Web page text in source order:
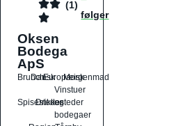
(1)
følger
Oksen
Bodega
ApS
Brunch
DanskEuropæiskMorgenmad
Spisesteder
Drikkesteder
Vinstuer
og
bodegaer